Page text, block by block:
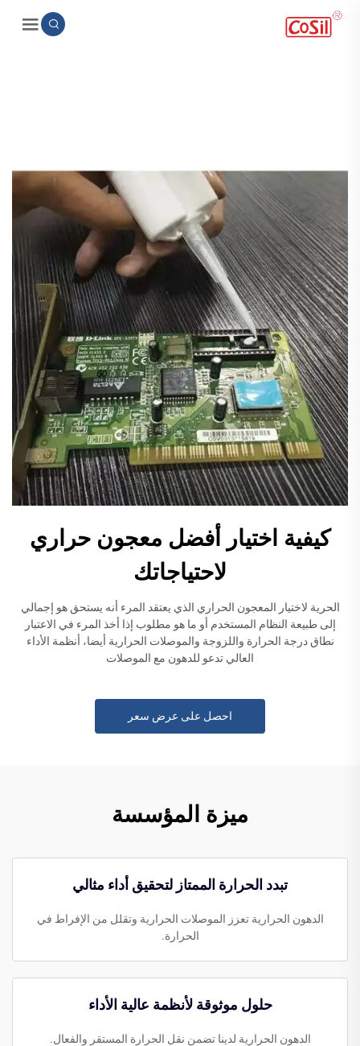
كيفية اختيار أفضل معجون حراري
لاحتياجاتك
الحرية لاختيار المعجون الحراري الذي يعتقد المرء أنه يستحق هو إجمالي
إلى طبيعة النظام المستخدم أو ما هو مطلوب إذا أخذ المرء في الاعتبار
نطاق درجة الحرارة واللزوجة والموصلات الحرارية أيضا، أنظمة الأداء
العالي تدعو للدهون مع الموصلات
احصل على عرض سعر
ميزة المؤسسة
تبدد الحرارة الممتاز لتحقيق أداء مثالي
الدهون الحرارية تعزز الموصلات الحرارية وتقلل من الإفراط في
الحرارة.
حلول موثوقة لأنظمة عالية الأداء
الدهون الحرارية لدينا تضمن نقل الحرارة المستقر والفعال.